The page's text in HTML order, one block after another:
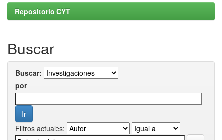
Repositorio CYT
Buscar
Buscar:
por
Filtros actuales: